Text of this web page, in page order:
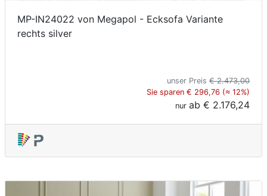
MP-IN24022 von Megapol - Ecksofa Variante
rechts silver
unser Preis € 2.473,00
Sie sparen € 296,76 (≈ 12%)
nur ab € 2.176,24